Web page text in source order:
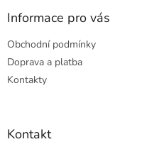
Informace pro vás
Obchodní podmínky
Doprava a platba
Kontakty
Kontakt